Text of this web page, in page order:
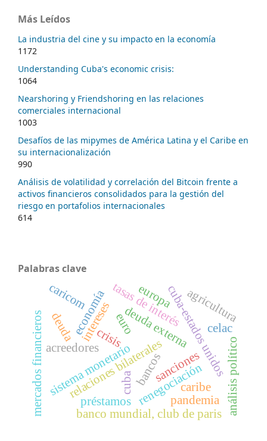
Más Leídos
La industria del cine y su impacto en la economía
1172
Understanding Cuba's economic crisis:
1064
Nearshoring y Friendshoring en las relaciones
comerciales internacional
1003
Desafíos de las mipymes de América Latina y el Caribe en
su internacionalización
990
Análisis de volatilidad y correlación del Bitcoin frente a
activos financieros consolidados para la gestión del
riesgo en portafolios internacionales
614
Palabras clave
deuda externa
intereses
acreedores
renegociación
bancoscuba-estados unidos
relaciones bilaterales análisis político
crisis
tasas de interés
préstamos
mercados financieros sanciones
euro
europa
sistema monetario
deuda
banco mundial, club de paris
agricultura
economía
caribe
caricom
celac
pandemia
cuba